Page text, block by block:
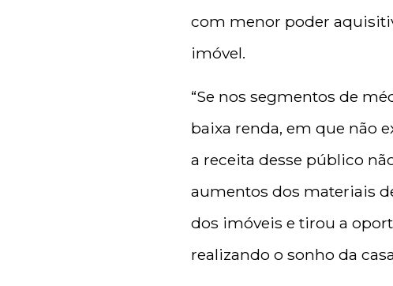
com menor poder
imóvel.
“Se nos segmentos de
baixa renda, em que não
a receita desse público
aumentos dos materiais
dos imóveis e tirou a
realizando o sonho da